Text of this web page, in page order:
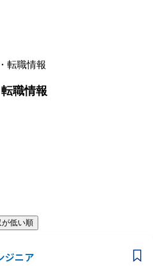
転職情報
職情報
が低い順
ジニア